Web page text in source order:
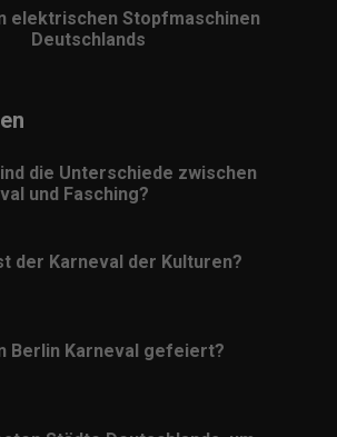
elektrischen Stopfmaschinen
Deutschlands
die Unterschiede zwischen
und Fasching?
der Karneval der Kulturen?
Berlin Karneval gefeiert?